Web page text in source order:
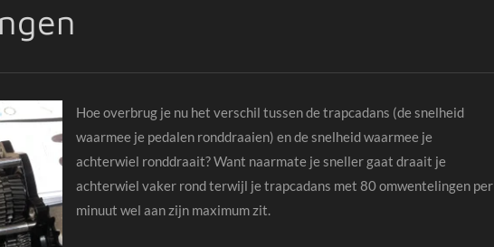
Hoe overbrug je nu het verschil tussen de trapcadans (de snelheid
waarmee je pedalen ronddraaien) en de snelheid waarmee je
achterwiel ronddraait? Want naarmate je sneller gaat draait je
achterwiel vaker rond terwijl je trapcadans met 80 omwentelingen per
minuut wel aan zijn maximum zit.